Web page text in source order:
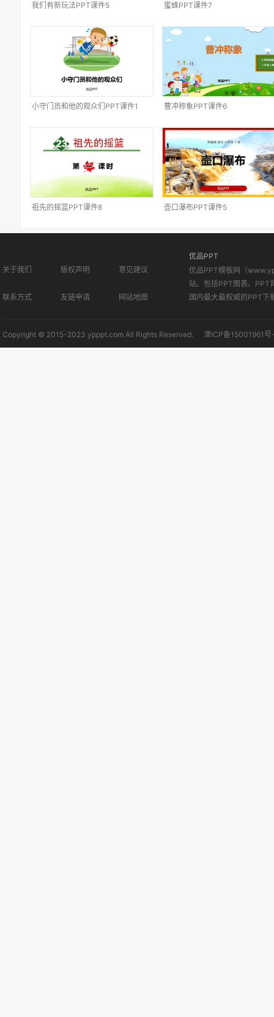
我们有新玩法PPT课件5 蜜蜂PPT课件7
小守门员和他的观众们PPT课件1 曹冲称象PPT课件6
祖先的摇篮PPT课件8 壶口瀑布PPT课件5
关于我们 版权声明 意见建议
联系方式 友链申请 网站地图
优品PPT
优品PPT模板网（
站。包括PPT图表、PPT
国内最大最权威的PPT下
Copyright © 2015-2023 ypppt.com All Rights Reserved. 津ICP备15001961号